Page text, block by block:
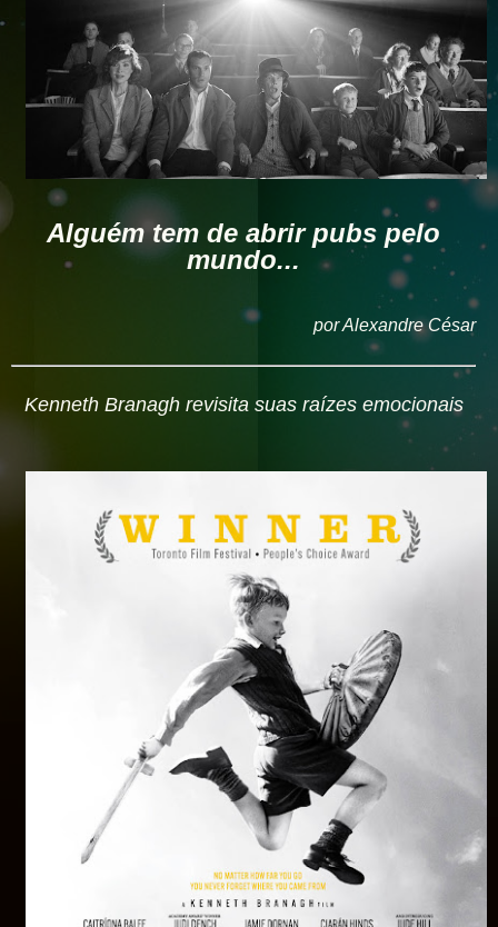
Alguém tem de abrir pubs pelo
mundo...
por Alexandre César
Kenneth Branagh revisita suas raízes emocionais